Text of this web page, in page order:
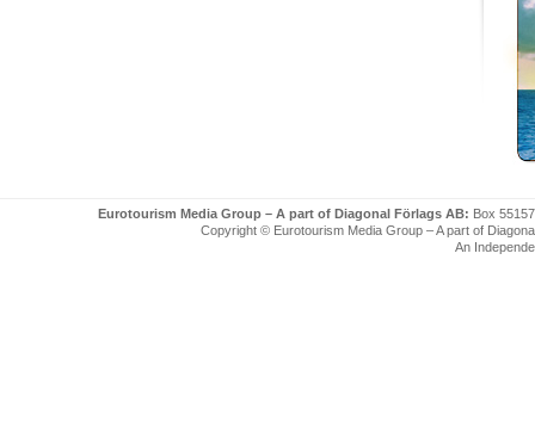
Eurotourism Media Group – A part of Diagonal Förlags AB: Box
Copyright © Eurotourism Media Group – A part of
An